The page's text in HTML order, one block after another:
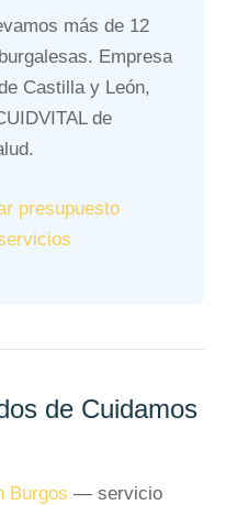
más de 12
Empresa
Castilla y León,
de
presupuesto
de Cuidamos
Burgos — servicio